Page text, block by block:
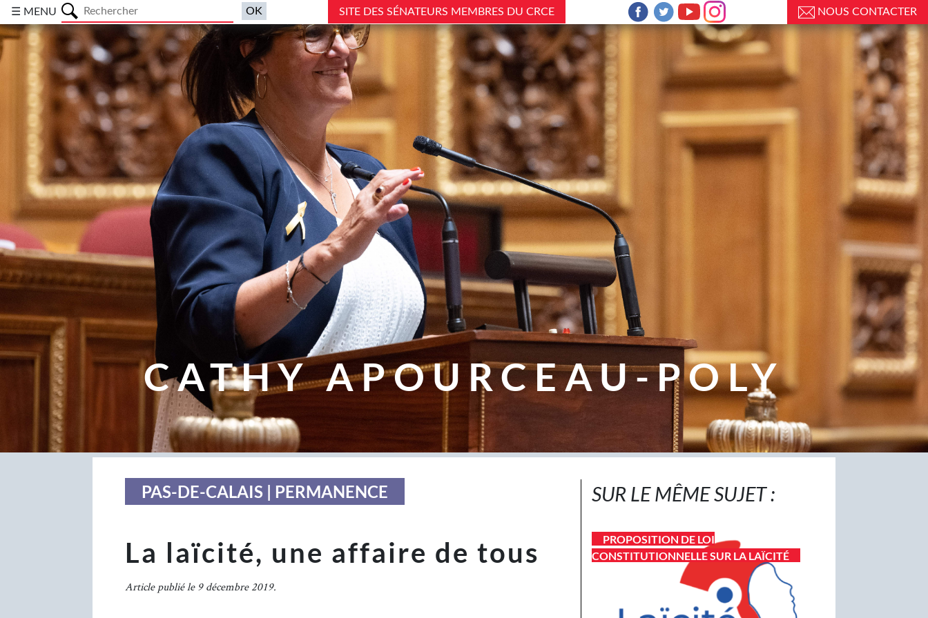
☰ MENU SITE DES SÉNATEURS MEMBRES DU CRCE NOUS CONTACTER
CATHY APOURCEAU-POLY
PAS-DE-CALAIS | PERMANENCE
La laïcité, une affaire de tous
Article publié le 9 décembre 2019.
SUR LE MÊME SUJET :
PROPOSITION DE LOI
CONSTITUTIONNELLE SUR LA LAÏCITÉ